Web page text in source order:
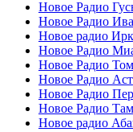
Новое Радио
Новое Радио
Новое радио
Новое Радио
Новое Радио
Новое Радио
Новое Радио
Новое Радио
Новое радио